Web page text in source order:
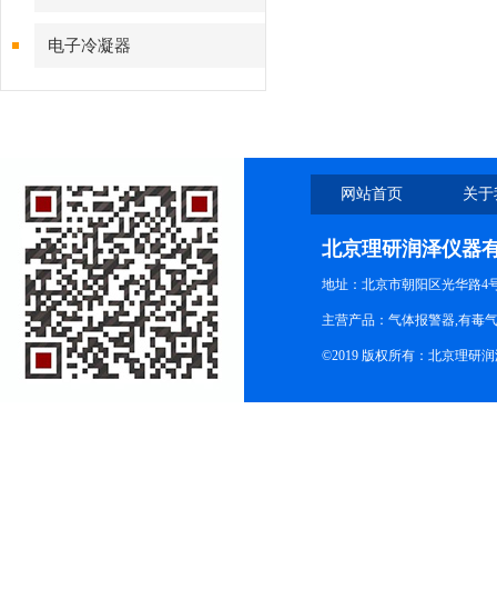
电子冷凝器
网站首页 关
北京理研润泽仪器
地址：北京市朝阳区光华路4
主营产品：气体报警器,有毒
©2019 版权所有：北京理研